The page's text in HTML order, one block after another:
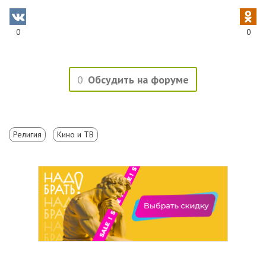
0 0
0 Обсудить на форуме
Религия Кино и ТВ